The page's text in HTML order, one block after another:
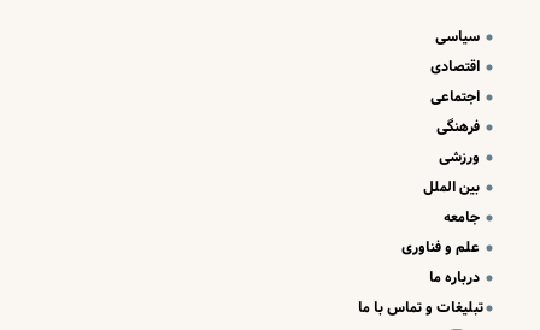
سیاسی
اقتصادی
اجتماعی
فرهنگی
ورزشی
بین الملل
جامعه
علم و فناوری
درباره ما
تبلیغات و تماس با ما